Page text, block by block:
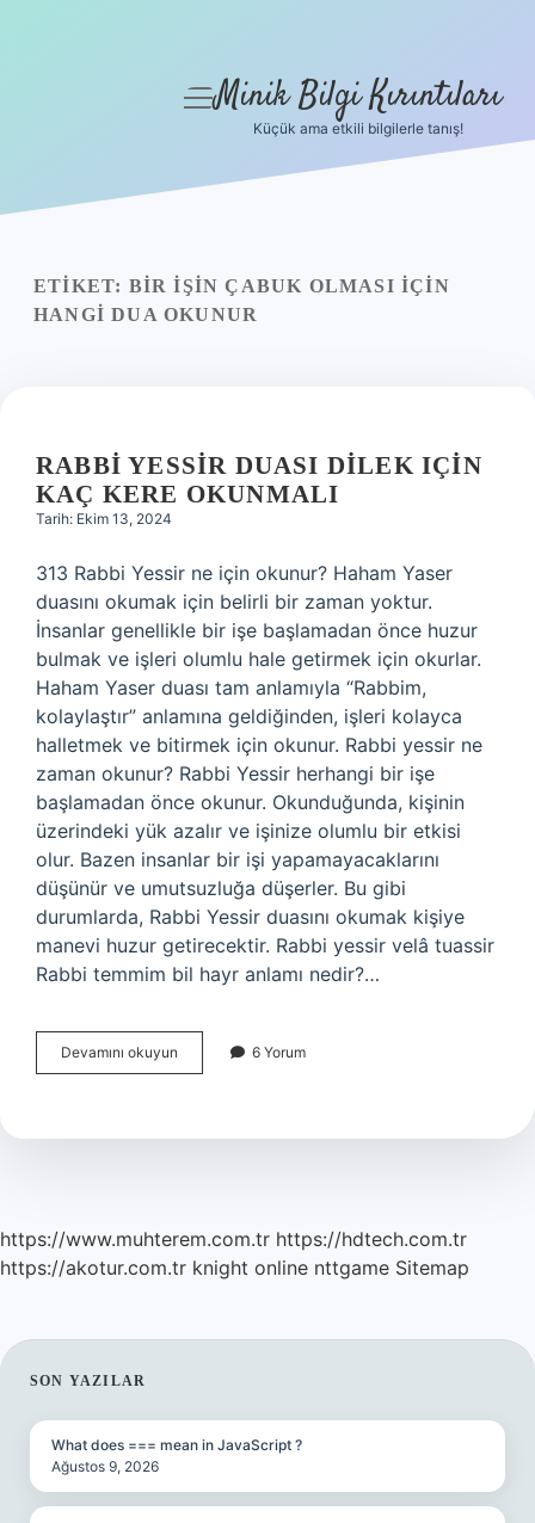
Yasal Uyarı
menüyü
Minik Bilgi Kırıntıları
Küçük ama etkili bilgilerle tanış!
ETIKET: BIR IŞIN ÇABUK OLMASI IÇIN
HANGI DUA OKUNUR
RABBI YESSIR DUASI DILEK IÇIN
KAÇ KERE OKUNMALI
Tarih: Ekim 13, 2024
313 Rabbi Yessir ne için okunur? Haham Yaser
duasını okumak için belirli bir zaman yoktur.
İnsanlar genellikle bir işe başlamadan önce huzur
bulmak ve işleri olumlu hale getirmek için okurlar.
Haham Yaser duası tam anlamıyla “Rabbim,
kolaylaştır” anlamına geldiğinden, işleri kolayca
halletmek ve bitirmek için okunur. Rabbi yessir ne
zaman okunur? Rabbi Yessir herhangi bir işe
başlamadan önce okunur. Okunduğunda, kişinin
üzerindeki yük azalır ve işinize olumlu bir etkisi
olur. Bazen insanlar bir işi yapamayacaklarını
düşünür ve umutsuzluğa düşerler. Bu gibi
durumlarda, Rabbi Yessir duasını okumak kişiye
manevi huzur getirecektir. Rabbi yessir velâ tuassir
Rabbi temmim bil hayr anlamı nedir?…
Devamını okuyun
Yessir
Için
6 Yorum
https://www.muhterem.com.tr https://hdtech.com.tr
https://akotur.com.tr knight online nttgame Sitemap
SIDEBAR
SON YAZILAR
What does === mean in JavaScript ?
Ağustos 9, 2026